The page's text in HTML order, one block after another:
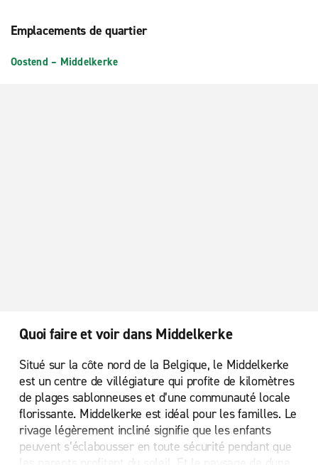
Emplacements de quartier
Oostend – Middelkerke
Quoi faire et voir dans Middelkerke
Situé sur la côte nord de la Belgique, le Middelkerke
est un centre de villégiature qui profite de kilomètres
de plages sablonneuses et d’une communauté locale
florissante. Middelkerke est idéal pour les familles. Le
rivage légèrement incliné signifie que les enfants
peuvent s’éclabousser en toute sécurité pendant que